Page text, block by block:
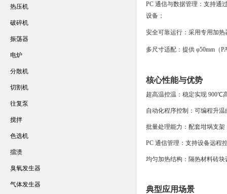
PC 通信与数据管理 ：支持通
设备；
安全可靠运行：采用专用加热
多尺寸适配：提供 φ50mm（
核心性能与优势
超高温控温：稳定实现 900℃
自动化程序控制：可编程升
批量处理能力：配套坩埚支
PC 通信管理：支持设备远程
均匀加热结构：隔热材料砖
典型应用场景
热压机
破碎机
振荡器
电炉
分散机
切割机
往复泵
搅拌
色选机
擂溃
臭氧发生器
气体发生器